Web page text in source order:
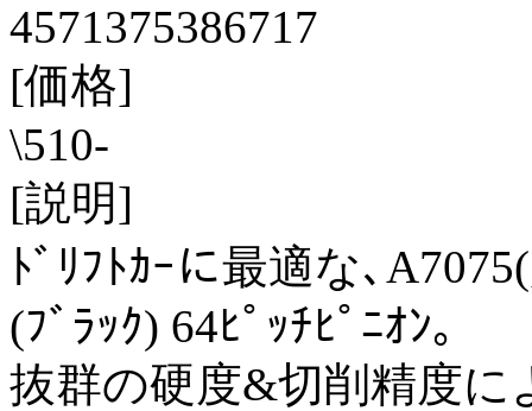
4571375386717
[価格]
\510-
[説明]
ﾄﾞﾘﾌﾄｶｰに最適な､
(ﾌﾞﾗｯｸ) 64ﾋﾟｯﾁﾋﾟﾆｵﾝ｡
抜群の硬度&切削精度に